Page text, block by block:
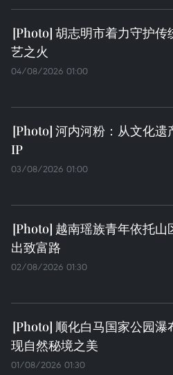
胡志明市着力守护传
艺之火
04/08/2026 01:00
河内河粉：从文化遗
IP
03/08/2026 01:00
越南瑶族青年依托山
出致富路
02/08/2026 01:30
顺化白马国家公园瀑
现自然秘境之美
01/08/2026 01:30